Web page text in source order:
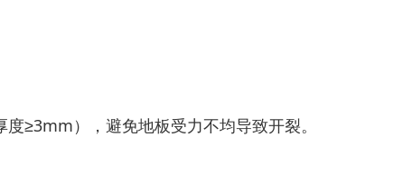
≥3mm），避免地板受力不均导致开裂。